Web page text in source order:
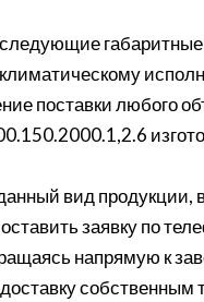
габаритные
поставки любого
вид продукции,
заявку по
напрямую к